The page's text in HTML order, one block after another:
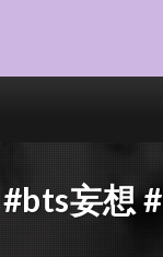
妄想 #